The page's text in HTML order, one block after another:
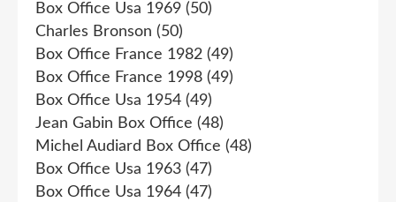
Box Office Usa 1969 (50)
Charles Bronson (50)
Box Office France 1982 (49)
Box Office France 1998 (49)
Box Office Usa 1954 (49)
Jean Gabin Box Office (48)
Michel Audiard Box Office (48)
Box Office Usa 1963 (47)
Box Office Usa 1964 (47)